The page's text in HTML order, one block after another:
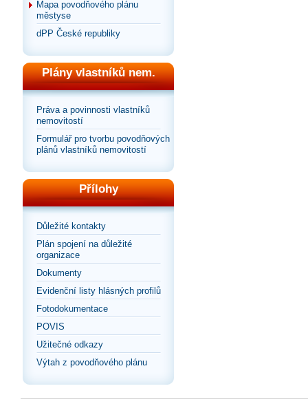
Mapa povodňového plánu
městyse
dPP České republiky
Plány vlastníků nem.
Práva a povinnosti vlastníků
nemovitostí
Formulář pro tvorbu povodňových
plánů vlastníků nemovitostí
Přílohy
Důležité kontakty
Plán spojení na důležité
organizace
Dokumenty
Evidenční listy hlásných profilů
Fotodokumentace
POVIS
Užitečné odkazy
Výtah z povodňového plánu